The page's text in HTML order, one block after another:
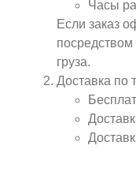
Часы
Если заказ
груза.
Доставка по